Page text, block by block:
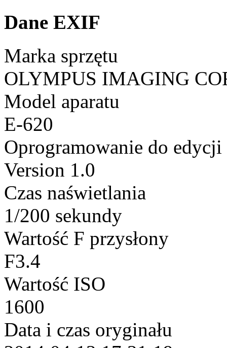
Dane EXIF
Marka sprzętu
OLYMPUS IMAGING
Model aparatu
E-620
Oprogramowanie do edycji
Version 1.0
Czas naświetlania
1/200 sekundy
Wartość F przysłony
F3.4
Wartość ISO
1600
Data i czas oryginału